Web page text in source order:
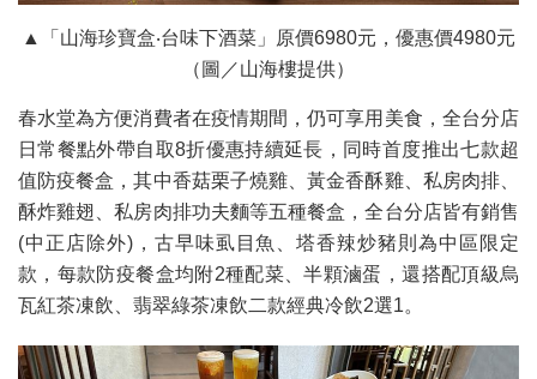
▲「山海珍寶盒‧台味下酒菜」原價6980元，優惠價4980元
（圖／山海樓提供）
春水堂為方便消費者在疫情期間，仍可享用美食，全台分店
日常餐點外帶自取8折優惠持續延長，同時首度推出七款超
值防疫餐盒，其中香菇栗子燒雞、黃金香酥雞、私房肉排、
酥炸雞翅、私房肉排功夫麵等五種餐盒，全台分店皆有銷售
(中正店除外)，古早味虱目魚、塔香辣炒豬則為中區限定
款，每款防疫餐盒均附2種配菜、半顆滷蛋，還搭配頂級烏
瓦紅茶凍飲、翡翠綠茶凍飲二款經典冷飲2選1。